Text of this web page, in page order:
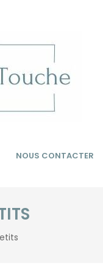
NOUS CONTACTER